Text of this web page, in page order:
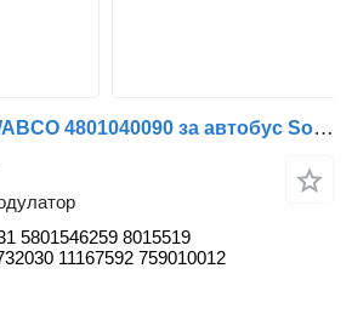
EBS модулатор WABCO 4801040090 за автобус Solaris Urbino, Alpino, Vacanza (1999-)
5801546259 8015519
11167592 759010012